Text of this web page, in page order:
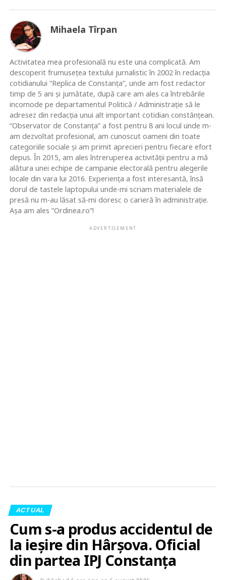
Mihaela Tîrpan
Activitatea mea profesională nu este una complicată. Am
descoperit frumusețea textului jurnalistic în 2002 în redacția
cotidianului “Replica de Constanța”, unde am fost redactor
timp de 5 ani și jumătate, după care am ales ca întrebările
incomode pe departamentul Politică / Administrație să le
adresez din redacția unui alt important cotidian constănțean.
“Observator de Constanța” a fost pentru 8 ani locul unde m-
am dezvoltat profesional, am cunoscut oameni din toate
categoriile sociale și am primit aprecieri pentru fiecare efort
depus. În 2015, am ales întreruperea activității pentru a mă
alătura unei echipe de campanie electorală pentru alegerile
locale din vara lui 2016. Experiența a fost interesantă, însă
dorul de tastele laptopului unde-mi scriam materialele de
presă nu m-au lăsat să-mi doresc o carieră în administrație.
Așa am ales “Ordinea.ro”!
ADVERTISEMENT
ACTUAL
Cum s-a produs accidentul de
la ieșire din Hârșova. Oficial
din partea IPJ Constanța